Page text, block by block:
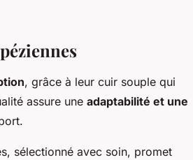
, grâce à leur cuir souple qui
assure une adaptabilité et une
sélectionné avec soin, promet